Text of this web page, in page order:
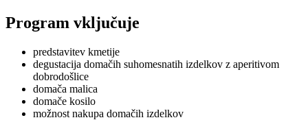
Program vključuje
predstavitev kmetije
degustacija domačih suhomesnatih izdelkov z aperitivom
dobrodošlice
domača malica
domače kosilo
možnost nakupa domačih izdelkov